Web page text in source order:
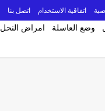
اتفاقية الاستخدام اتصل بنا
وضع العاسلة امراض النحل